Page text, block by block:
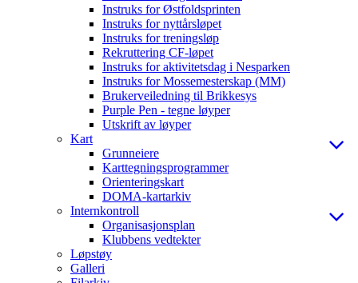
Instruks for Østfoldsprinten
Instruks for nyttårsløpet
Instruks for treningsløp
Rekruttering CF-løpet
Instruks for aktivitetsdag i Nesparken
Instruks for Mossemesterskap (MM)
Brukerveiledning til Brikkesys
Purple Pen - tegne løyper
Utskrift av løyper
Kart
Grunneiere
Karttegningsprogrammer
Orienteringskart
DOMA-kartarkiv
Internkontroll
Organisasjonsplan
Klubbens vedtekter
Løpstøy
Galleri